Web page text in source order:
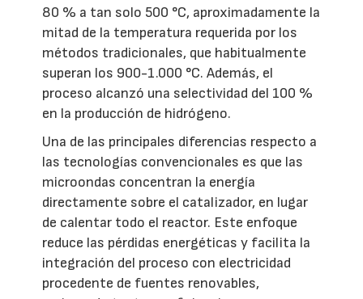
80 % a tan solo 500 °C, aproximadamente la
mitad de la temperatura requerida por los
métodos tradicionales, que habitualmente
superan los 900-1.000 °C. Además, el
proceso alcanzó una selectividad del 100 %
en la producción de hidrógeno.
Una de las principales diferencias respecto a
las tecnologías convencionales es que las
microondas concentran la energía
directamente sobre el catalizador, en lugar
de calentar todo el reactor. Este enfoque
reduce las pérdidas energéticas y facilita la
integración del proceso con electricidad
procedente de fuentes renovables,